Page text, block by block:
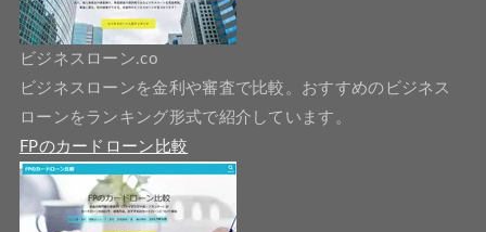
ビジネスローン.co
ビジネスローンを金利や審査で比較。おすすめのビジネス
ローンをランキング形式で紹介しています。
FPのカードローン比較